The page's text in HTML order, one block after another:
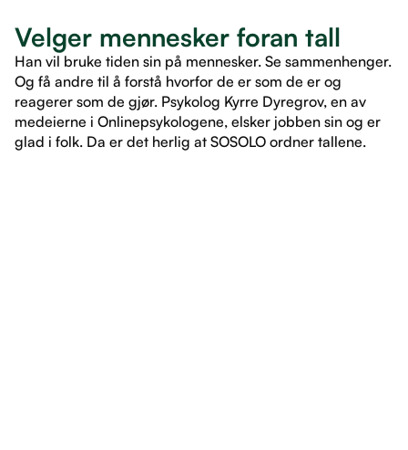
Velger mennesker foran tall
Han vil bruke tiden sin på mennesker. Se sammenhenger.
Og få andre til å forstå hvorfor de er som de er og
reagerer som de gjør. Psykolog Kyrre Dyregrov, en av
medeierne i Onlinepsykologene, elsker jobben sin og er
glad i folk. Da er det herlig at SOSOLO ordner tallene.